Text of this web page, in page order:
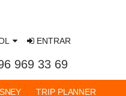
969 33 69
ENTRAR
TRIP PLANNER